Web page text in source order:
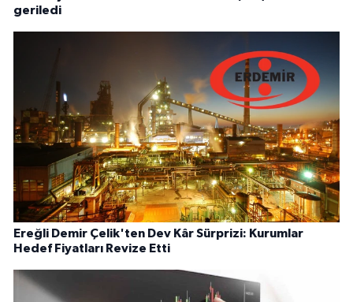
geriledi
Ereğli Demir Çelik'ten Dev Kâr Sürprizi: Kurumlar
Hedef Fiyatları Revize Etti